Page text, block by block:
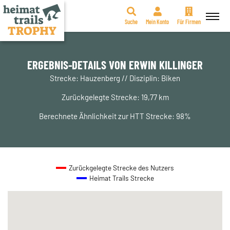
Zum
springen
Suche Mein Konto Für Firmen
ERGEBNIS-DETAILS VON ERWIN KILLINGER
Strecke: Hauzenberg // Disziplin: Biken
Zurückgelegte Strecke: 19,77 km
Berechnete Ähnlichkeit zur HTT Strecke: 98%
Zurückgelegte Strecke des Nutzers
Heimat Trails Strecke